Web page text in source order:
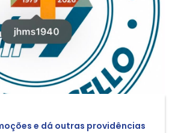
e dá outras providências